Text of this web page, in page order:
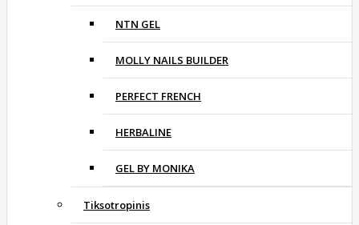
NTN GEL
MOLLY NAILS BUILDER
PERFECT FRENCH
HERBALINE
GEL BY MONIKA
Tiksotropinis